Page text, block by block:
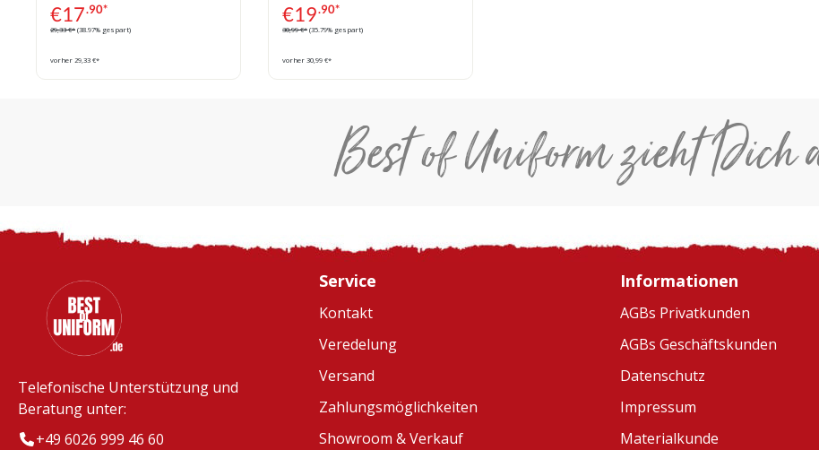
€17.90*
29,33 €* (38.97% gespart)
vorher 29,33 €*
€19.90*
30,99 €* (35.79% gespart)
vorher 30,99 €*
Best of Uniform zieht
Telefonische Unterstützung und
Beratung unter:
+49 6026 999 46 60
Service
Kontakt
Veredelung
Versand
Zahlungsmöglichkeiten
Showroom & Verkauf
Informationen
AGBs Privatkunden
AGBs Geschäftskunden
Datenschutz
Impressum
Materialkunde